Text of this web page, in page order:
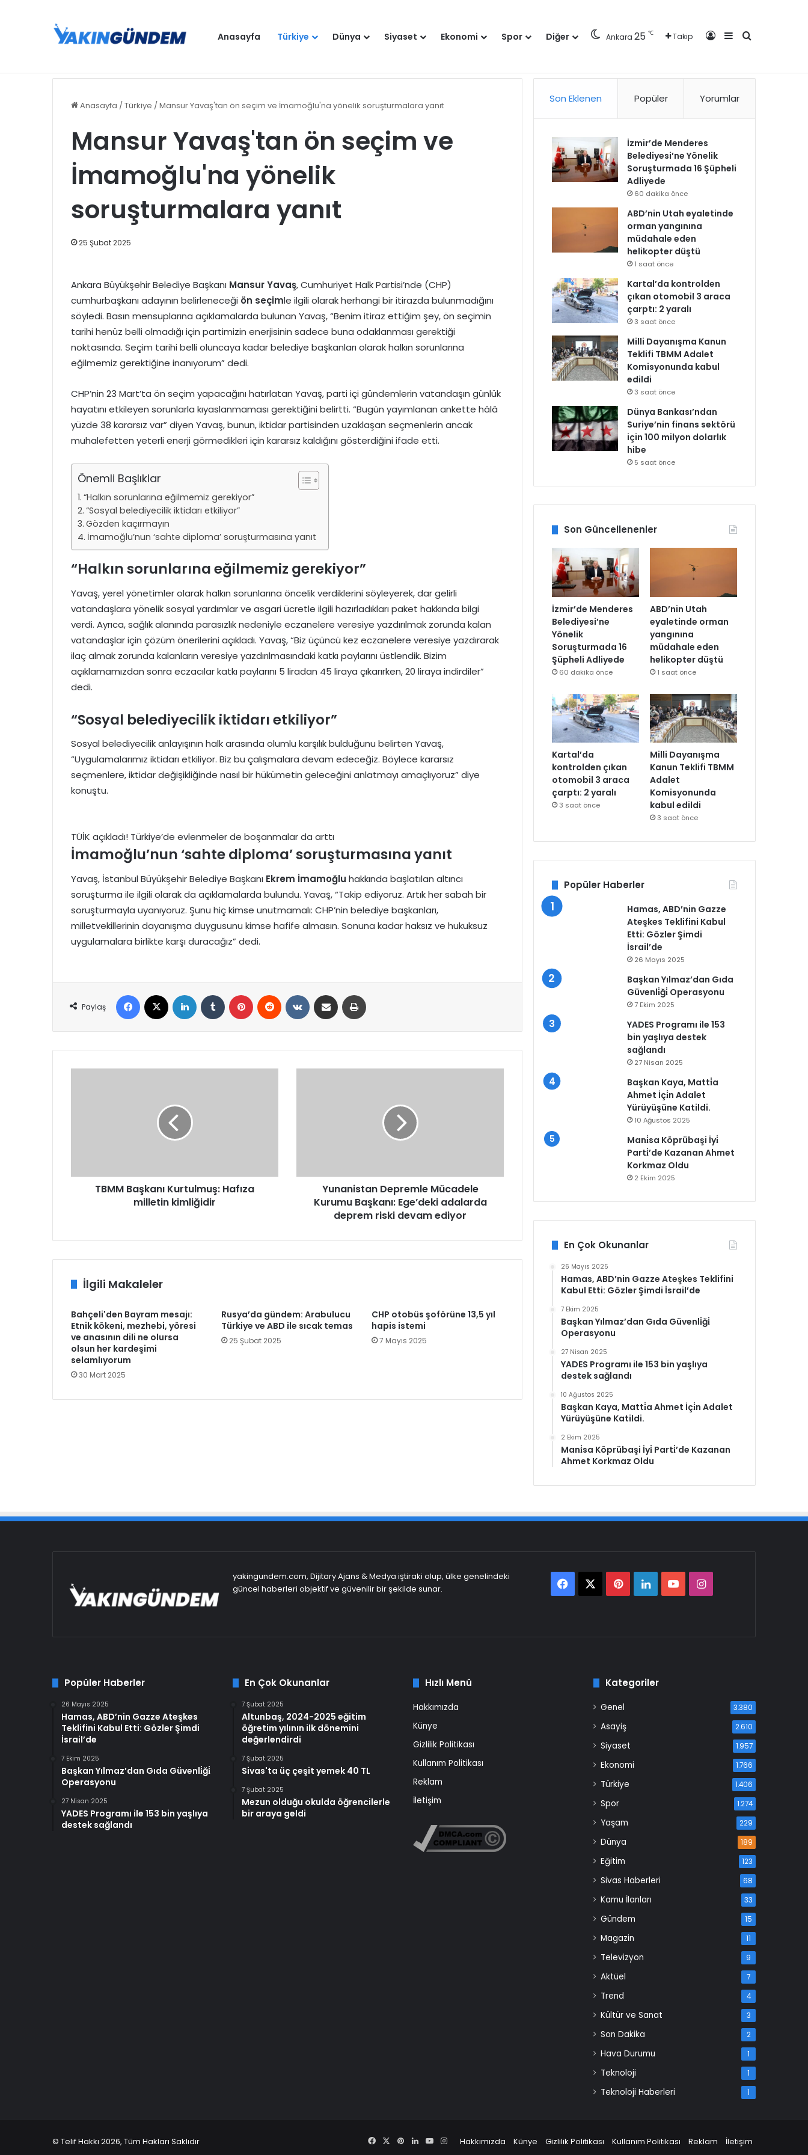
Anasayfa Türkiye Dünya Siyaset Ekonomi Spor Diğer Ankara 25 ℃ Takip Kayıt OlKenar Bölmesi
Arama yap
Gündem Dışişleri Bakanı Fidan: Terör örgütü PKK’nın fesih kararını takip edeceğiz
Anasayfa /Türkiye /Mansur Yavaş'tan ön seçim ve İmamoğlu'na yönelik soruşturmalara yanıt
Mansur Yavaş'tan ön seçim ve
İmamoğlu'na yönelik
soruşturmalara yanıt
25 Şubat 2025
Ankara Büyükşehir Belediye Başkanı Mansur Yavaş, Cumhuriyet Halk Partisi’nde (CHP)
cumhurbaşkanı adayının belirleneceği ön seçimle ilgili olarak herhangi bir itirazda bulunmadığını
söyledi. Basın mensuplarına açıklamalarda bulunan Yavaş, “Benim itiraz ettiğim şey, ön seçimin
tarihi henüz belli olmadığı için partimizin enerjisinin sadece buna odaklanması gerektiği
noktasında. Seçim tarihi belli oluncaya kadar belediye başkanları olarak halkın sorunlarına
eğilmemiz gerektiğine inanıyorum” dedi.
CHP’nin 23 Mart’ta ön seçim yapacağını hatırlatan Yavaş, parti içi gündemlerin vatandaşın günlük
hayatını etkileyen sorunlarla kıyaslanmaması gerektiğini belirtti. “Bugün yayımlanan ankette hâlâ
yüzde 38 kararsız var” diyen Yavaş, bunun, iktidar partisinden uzaklaşan seçmenlerin ancak
muhalefetten yeterli enerji görmedikleri için kararsız kaldığını gösterdiğini ifade etti.
Önemli Başlıklar
“Halkın sorunlarına eğilmemiz gerekiyor”
“Sosyal belediyecilik iktidarı etkiliyor”
Gözden kaçırmayın
İmamoğlu’nun ‘sahte diploma’ soruşturmasına yanıt
“Halkın sorunlarına eğilmemiz gerekiyor”
Yavaş, yerel yönetimler olarak halkın sorunlarına öncelik verdiklerini söyleyerek, dar gelirli
vatandaşlara yönelik sosyal yardımlar ve asgari ücretle ilgili hazırladıkları paket hakkında bilgi
verdi. Ayrıca, sağlık alanında parasızlık nedeniyle eczanelere veresiye yazdırılmak zorunda kalan
vatandaşlar için çözüm önerilerini açıkladı. Yavaş, “Biz üçüncü kez eczanelere veresiye yazdırarak
ilaç almak zorunda kalanların veresiye yazdırılmasındaki katkı paylarını üstlendik. Bizim
açıklamamızdan sonra eczacılar katkı paylarını 5 liradan 45 liraya çıkarırken, 20 liraya indirdiler”
dedi.
“Sosyal belediyecilik iktidarı etkiliyor”
Sosyal belediyecilik anlayışının halk arasında olumlu karşılık bulduğunu belirten Yavaş,
“Uygulamalarımız iktidarı etkiliyor. Biz bu çalışmalara devam edeceğiz. Böylece kararsız
seçmenlere, iktidar değişikliğinde nasıl bir hükümetin geleceğini anlatmayı amaçlıyoruz” diye
konuştu.
TÜİK açıkladı! Türkiye’de evlenmeler de boşanmalar da arttı
İmamoğlu’nun ‘sahte diploma’ soruşturmasına yanıt
Yavaş, İstanbul Büyükşehir Belediye Başkanı Ekrem İmamoğlu hakkında başlatılan altıncı
soruşturma ile ilgili olarak da açıklamalarda bulundu. Yavaş, “Takip ediyoruz. Artık her sabah bir
soruşturmayla uyanıyoruz. Şunu hiç kimse unutmamalı: CHP’nin belediye başkanları,
milletvekillerinin dayanışma duygusunu kimse hafife almasın. Sonuna kadar haksız ve hukuksuz
uygulamalara birlikte karşı duracağız” dedi.
Paylaş
Facebook LinkedIn Tumblr Pinterest Reddit VKontakteE-Posta ile paylaş
TBMM Başkanı Kurtulmuş: Hafıza
milletin kimliğidir
riski
devam
ediyor
Yunanistan Depremle Mücadele
Kurumu Başkanı: Ege’deki adalarda
deprem riski devam ediyor
İlgili Makaleler
Bahçeli'den Bayram mesajı:
Etnik kökeni, mezhebi, yöresi
ve anasının dili ne olursa
olsun her kardeşimi
selamlıyorum
30 Mart 2025
Rusya’da gündem: Arabulucu
Türkiye ve ABD ile sıcak temas
25 Şubat 2025
CHP otobüs şoförüne 13,5 yıl
hapis istemi
7 Mayıs 2025
Son Eklenen Popüler Yorumlar
İzmir’de Menderes
Belediyesi’ne Yönelik
Soruşturmada 16 Şüpheli
Adliyede
60 dakika önce
ABD’nin Utah eyaletinde
orman yangınına
müdahale eden
helikopter düştü
1 saat önce
Kartal’da kontrolden
çıkan otomobil 3 araca
çarptı: 2 yaralı
3 saat önce
Milli Dayanışma Kanun
Teklifi TBMM Adalet
Komisyonunda kabul
edildi
3 saat önce
Dünya Bankası’ndan
Suriye’nin finans sektörü
için 100 milyon dolarlık
hibe
5 saat önce
Son Güncellenenler
İzmir’de Menderes
Belediyesi’ne
Yönelik
Soruşturmada 16
Şüpheli Adliyede
60 dakika önce
ABD’nin Utah
eyaletinde orman
yangınına
müdahale eden
helikopter düştü
1 saat önce
Kartal’da
kontrolden çıkan
otomobil 3 araca
çarptı: 2 yaralı
3 saat önce
Milli Dayanışma
Kanun Teklifi TBMM
Adalet
Komisyonunda
kabul edildi
3 saat önce
Popüler Haberler
Hamas, ABD’nin Gazze
Ateşkes Teklifini Kabul
Etti: Gözler Şimdi
İsrail’de
26 Mayıs 2025
Başkan Yılmaz’dan Gıda
Güvenli̇ği̇ Operasyonu
7 Ekim 2025
YADES Programı ile 153
bin yaşlıya destek
sağlandı
27 Nisan 2025
Başkan Kaya, Matti̇a
Ahmet İçi̇n Adalet
Yürüyüşüne Katildi.
10 Ağustos 2025
Mani̇sa Köprübaşi İyi̇
Parti̇’de Kazanan Ahmet
Korkmaz Oldu
2 Ekim 2025
En Çok Okunanlar
26 Mayıs 2025
Hamas, ABD’nin Gazze Ateşkes Teklifini
Kabul Etti: Gözler Şimdi İsrail’de
7 Ekim 2025
Başkan Yılmaz’dan Gıda Güvenli̇ği̇
Operasyonu
27 Nisan 2025
YADES Programı ile 153 bin yaşlıya
destek sağlandı
10 Ağustos 2025
Başkan Kaya, Matti̇a Ahmet İçi̇n Adalet
Yürüyüşüne Katildi.
2 Ekim 2025
Mani̇sa Köprübaşi İyi̇ Parti̇’de Kazanan
Ahmet Korkmaz Oldu
yakingundem.com, Dijitary Ajans & Medya iştiraki olup, ülke genelindeki
güncel haberleri objektif ve güvenilir bir şekilde sunar.
FacebookPinterest
LinkedInYouTubeInstagram
Popüler Haberler
26 Mayıs 2025
Hamas, ABD’nin Gazze Ateşkes
Teklifini Kabul Etti: Gözler Şimdi
İsrail’de
7 Ekim 2025
Başkan Yılmaz’dan Gıda Güvenli̇ği̇
Operasyonu
27 Nisan 2025
YADES Programı ile 153 bin yaşlıya
destek sağlandı
En Çok Okunanlar
7 Şubat 2025
Altunbaş, 2024-2025 eğitim
öğretim yılının ilk dönemini
değerlendirdi
7 Şubat 2025
Sivas'ta üç çeşit yemek 40 TL
7 Şubat 2025
Mezun olduğu okulda öğrencilerle
bir araya geldi
Hızlı Menü
Hakkımızda
Künye
Gizlilik Politikası
Kullanım Politikası
Reklam
İletişim
Kategoriler
Genel 3.380
Asayiş 2.610
Siyaset 1.957
Ekonomi 1.766
Türkiye 1.406
Spor 1.274
Yaşam 229
Dünya 189
Eğitim 123
Sivas Haberleri 68
Kamu İlanları 33
Gündem 15
Magazin 11
Televizyon 9
Aktüel 7
Trend 4
Kültür ve Sanat 3
Son Dakika 2
Hava Durumu 1
Teknoloji 1
Teknoloji Haberleri 1
© Telif Hakkı 2026, Tüm Hakları Saklıdır Hakkımızda Künye Gizlilik Politikası Kullanım Politikası Reklam İletişim
Facebook
X PinterestLinkedInYouTube
Instagram